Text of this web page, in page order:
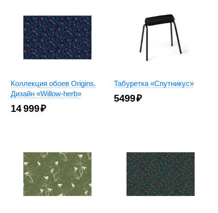
Коллекция обоев Origins.
Дизайн «Willow-herb»
14 999₽
Табуретка «Спутникус»
5499₽